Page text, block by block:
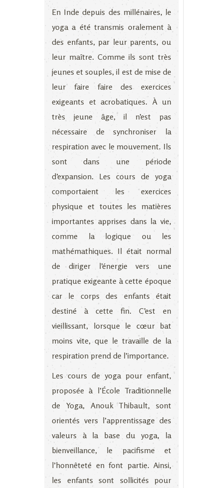
En Inde depuis des millénaires, le
yoga a été transmis oralement à
des enfants, par leur parents, ou
leur maître. Comme ils sont très
jeunes et souples, il est de mise de
leur faire faire des exercices
exigeants et acrobatiques. À un
très jeune âge, il n’est pas
nécessaire de synchroniser la
respiration avec le mouvement. Ils
sont dans une période
d’expansion. Les cours de yoga
comportaient les exercices
physique et toutes les matières
importantes apprises dans la vie,
comme la logique ou les
mathémathiques. Il était normal
de diriger l’énergie vers une
pratique exigeante à cette époque
car le corps des enfants était
destiné à cette fin. C’est en
vieillissant, lorsque le cœur bat
moins vite, que le travaille de la
respiration prend de l’importance.
Les cours de yoga pour enfant,
proposée à l’École Traditionnelle
de Yoga, Anouk Thibault, sont
orientés vers l’apprentissage des
valeurs à la base du yoga, la
bienveillance, le pacifisme et
l’honnêteté en font partie. Ainsi,
les enfants sont sollicités pour